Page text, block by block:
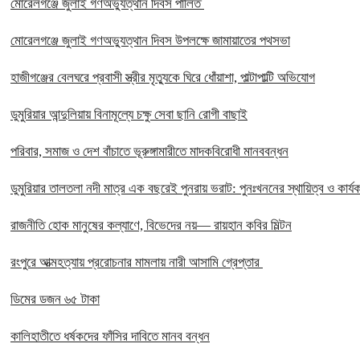
মোরেলগঞ্জে জুলাই গণঅভ্যুত্থান দিবস পালিত
মোরেলগঞ্জে জুলাই গণঅভ্যুত্থান দিবস উপলক্ষে জামায়াতের পথসভা
হাজীগঞ্জের বেলঘরে প্রবাসী স্ত্রীর মৃত্যুকে ঘিরে ধোঁয়াশা, পাল্টাপাল্টি অভিযোগ
ডুমুরিয়ার আন্দুলিয়ায় বিনামূল্যে চক্ষু সেবা ছানি রোগী বাছাই
পরিবার, সমাজ ও দেশ বাঁচাতে ভূরুঙ্গামারীতে মাদকবিরোধী মানববন্ধন
ডুমুরিয়ার তালতলা নদী মাত্র এক বছরেই পুনরায় ভরাট: পুনঃখননের স্থায়িত্ব ও
রাজনীতি হোক মানুষের কল্যাণে, বিভেদের নয়— রায়হান কবির মিল্টন
রংপুরে আত্মহত্যায় প্ররোচনার মামলায় নারী আসামি গ্রেপ্তার ‎
ডিমের ডজন ৬৫ টাকা
কালিহাতীতে ধর্ষকদের ফাঁসির দাবিতে মানব বন্ধন